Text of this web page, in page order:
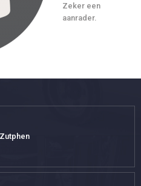
Zeker een
aanrader.